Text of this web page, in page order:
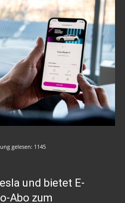
gelesen: 1145
und bietet E-
Abo zum